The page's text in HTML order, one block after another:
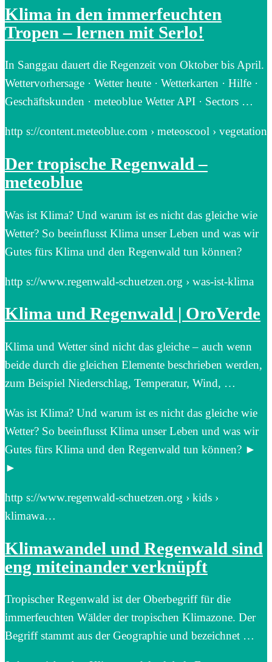
Klima in den immerfeuchten
Tropen – lernen mit Serlo!
In Sanggau dauert die Regenzeit von Oktober bis April.
Wettervorhersage · Wetter heute · Wetterkarten · Hilfe ·
Geschäftskunden · meteoblue Wetter API · Sectors …
http s://content.meteoblue.com › meteoscool › vegetation
Der tropische Regenwald –
meteoblue
Was ist Klima? Und warum ist es nicht das gleiche wie
Wetter? So beeinflusst Klima unser Leben und was wir
Gutes fürs Klima und den Regenwald tun können?
http s://www.regenwald-schuetzen.org › was-ist-klima
Klima und Regenwald | OroVerde
Klima und Wetter sind nicht das gleiche – auch wenn
beide durch die gleichen Elemente beschrieben werden,
zum Beispiel Niederschlag, Temperatur, Wind, …
Was ist Klima? Und warum ist es nicht das gleiche wie
Wetter? So beeinflusst Klima unser Leben und was wir
Gutes fürs Klima und den Regenwald tun können? ►
►
http s://www.regenwald-schuetzen.org › kids ›
klimawa…
Klimawandel und Regenwald sind
eng miteinander verknüpft
Tropischer Regenwald ist der Oberbegriff für die
immerfeuchten Wälder der tropischen Klimazone. Der
Begriff stammt aus der Geographie und bezeichnet …